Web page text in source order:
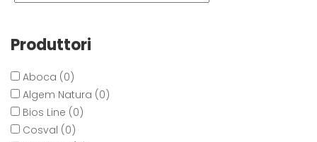
Produttori
Aboca (0)
Algem Natura (0)
Bios Line (0)
Cosval (0)